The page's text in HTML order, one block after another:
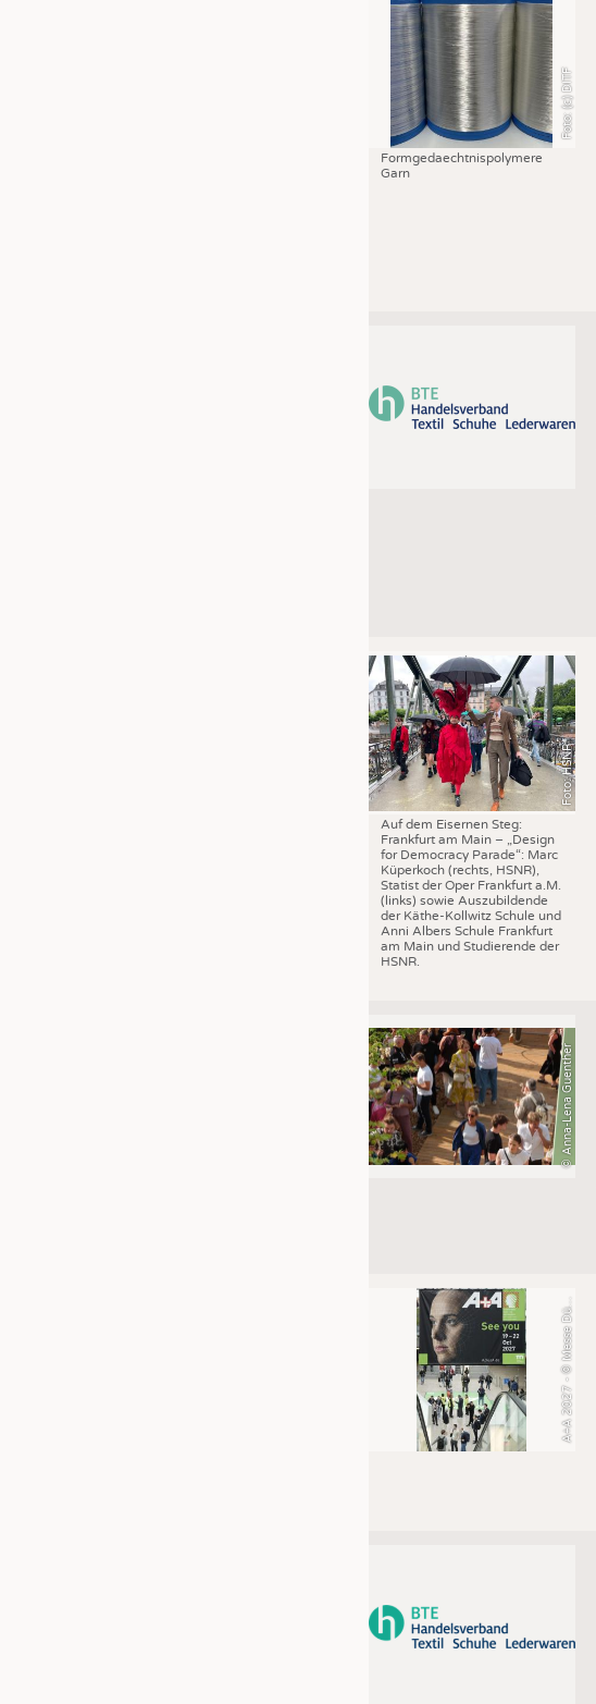
Foto: (c) DITF
Formgedaechtnispolymere
Garn
Foto: HSNR
Auf dem Eisernen Steg:
Frankfurt am Main – „Design
for Democracy Parade“: Marc
Küperkoch (rechts, HSNR),
Statist der Oper Frankfurt a.M.
(links) sowie Auszubildende
der Käthe-Kollwitz Schule und
Anni Albers Schule Frankfurt
am Main und Studierende der
HSNR.
© Anna-Lena Guenther
+
A
2
0
2
7
-
©
M
e
s
s
e
D
ü
s
e
l
d
o
r
f
/
C
o
n
s
t
a
n
z
e
T
i
l
l
m
a
n